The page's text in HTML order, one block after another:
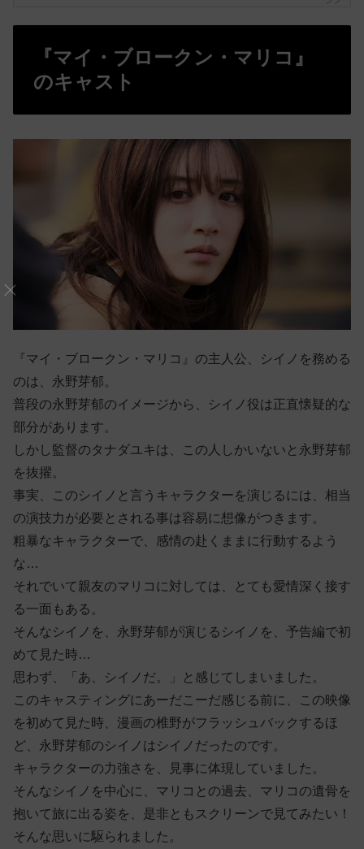
『マイ・ブロークン・マリコ』
のキャスト
『マイ・ブロークン・マリコ』の主人公、シイノを務める
のは、永野芽郁。
普段の永野芽郁のイメージから、シイノ役は正直懐疑的な
部分があります。
しかし監督のタナダユキは、この人しかいないと永野芽郁
を抜擢。
事実、このシイノと言うキャラクターを演じるには、相当
の演技力が必要とされる事は容易に想像がつきます。
粗暴なキャラクターで、感情の赴くままに行動するよう
な…
それでいて親友のマリコに対しては、とても愛情深く接す
る一面もある。
そんなシイノを、永野芽郁が演じるシイノを、予告編で初
めて見た時…
思わず、「あ、シイノだ。」と感じてしまいました。
このキャスティングにあーだこーだ感じる前に、この映像
を初めて見た時、漫画の椎野がフラッシュバックするほ
ど、永野芽郁のシイノはシイノだったのです。
キャラクターの力強さを、見事に体現していました。
そんなシイノを中心に、マリコとの過去、マリコの遺骨を
抱いて旅に出る姿を、是非ともスクリーンで見てみたい！
そんな思いに駆られました。